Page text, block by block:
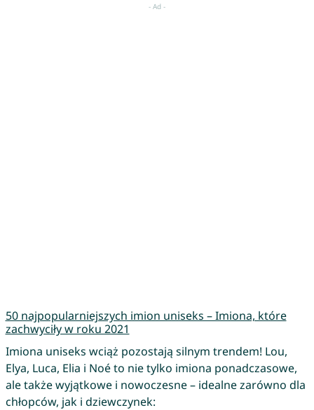
50 najpopularniejszych imion uniseks – Imiona, które
zachwyciły w roku 2021
Imiona uniseks wciąż pozostają silnym trendem! Lou,
Elya, Luca, Elia i Noé to nie tylko imiona ponadczasowe,
ale także wyjątkowe i nowoczesne – idealne zarówno dla
chłopców, jak i dziewczynek: